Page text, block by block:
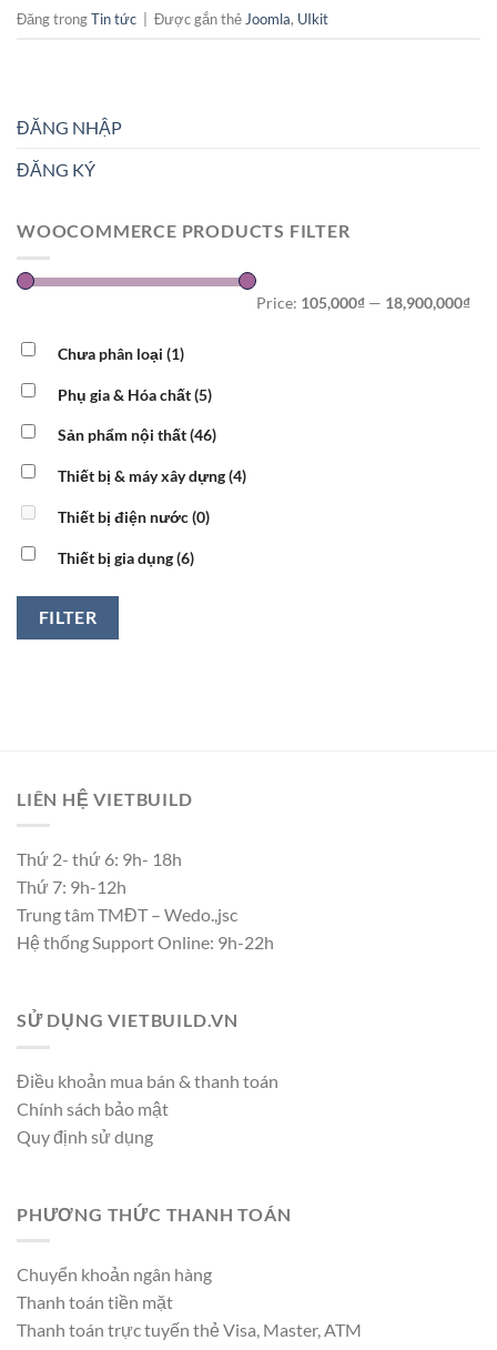
Đăng trongTin tức Được gắn thẻ Joomla, UIkit
ĐĂNG NHẬP
ĐĂNG KÝ
WOOCOMMERCE PRODUCTS FILTER
Price: 105,000₫ — 18,900,000₫
Chưa phân loại (1)
Phụ gia & Hóa chất(5)
Sản phẩm nội thất(46)
Thiết bị & máy xây dựng(4)
Thiết bị điện nước(0)
Thiết bị gia dụng(6)
FILTER
LIÊN HỆ VIETBUILD
Thứ 2- thứ 6: 9h- 18h
Thứ 7: 9h-12h
Trung tâm TMĐT – Wedo.,jsc
Hệ thống Support Online: 9h-22h
SỬ DỤNG VIETBUILD.VN
Điều khoản mua bán & thanh toán
Chính sách bảo mật
Quy định sử dụng
PHƯƠNG THỨC THANH TOÁN
Chuyển khoản ngân hàng
Thanh toán tiền mặt
Thanh toán trực tuyến thẻ Visa, Master, ATM